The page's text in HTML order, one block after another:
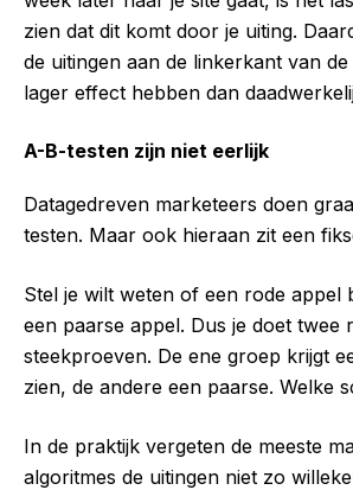
zien dat dit komt door je uiting.
de uitingen aan de linkerkant van
lager effect hebben dan
A-B-testen zijn niet eerlijk
Datagedreven marketeers doen
testen. Maar ook hieraan zit een
Stel je wilt weten of een rode appel
een paarse appel. Dus je doet twee
steekproeven. De ene groep krijgt
zien, de andere een paarse. Welke
In de praktijk vergeten de meeste
algoritmes de uitingen niet zo